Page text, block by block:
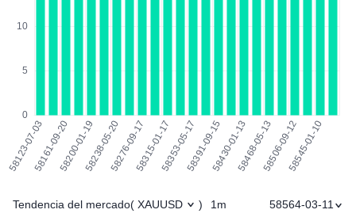
Tendencia del mercado( XAUUSD ) 1m 58564-03-11